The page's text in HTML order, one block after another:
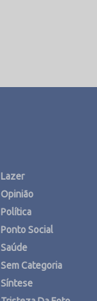
Lazer
Opinião
Política
Ponto Social
Saúde
Sem Categoria
Síntese